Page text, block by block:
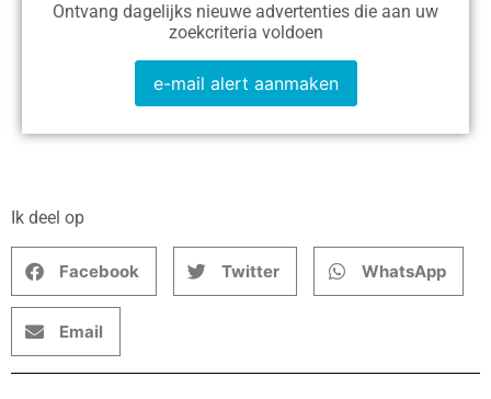
Ontvang dagelijks nieuwe advertenties die aan uw
zoekcriteria voldoen
e-mail alert aanmaken
Ik deel op
Facebook Twitter WhatsApp
Email